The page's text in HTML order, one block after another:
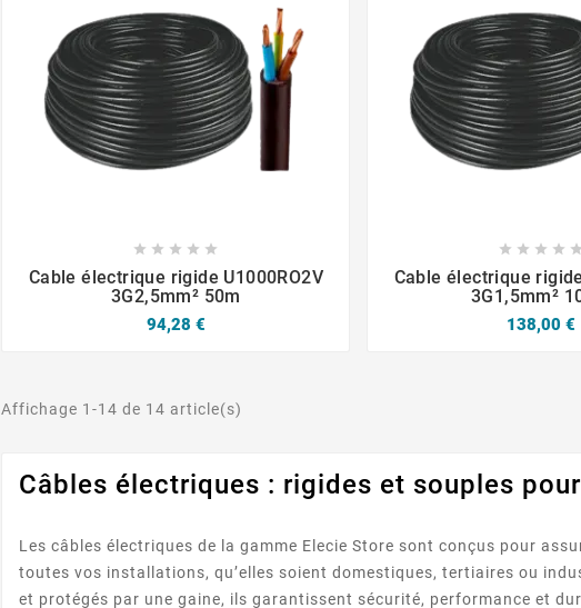
    
Cable électrique rigide U1000RO2V
3G2,5mm² 50m
94,28 €
    
Cable électrique
3G1,5mm²
138,00 €
Affichage 1-14 de 14 article(s)
Câbles électriques : rigides et souples
Les câbles électriques de la gamme Elecie Store sont conçus pour
toutes vos installations, qu’elles soient domestiques, tertiaires ou
et protégés par une gaine, ils garantissent sécurité, performance et